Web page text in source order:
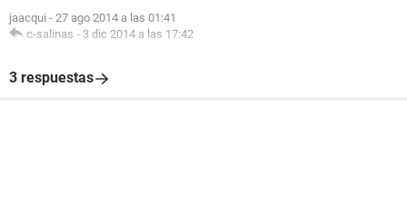
jaacqui - 27 ago 2014 a las 01:41
c-salinas - 3 dic 2014 a las 17:42
3 respuestas